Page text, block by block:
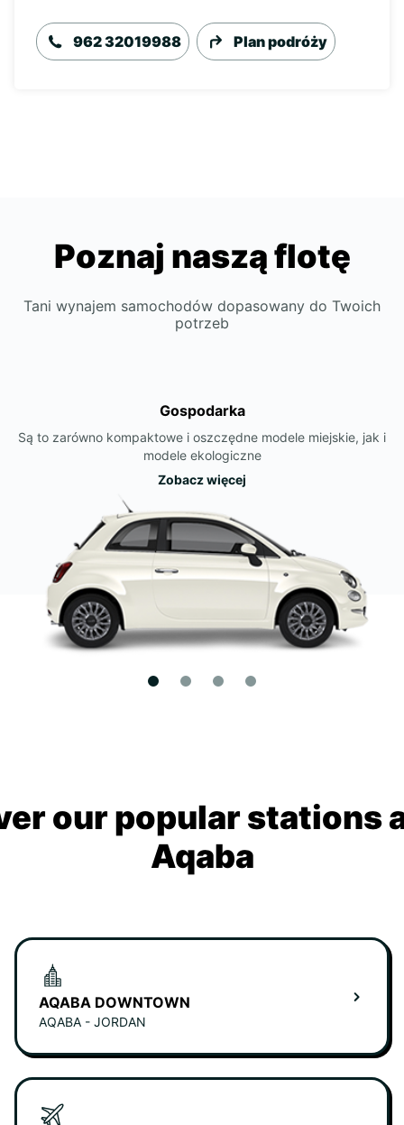
962 32019988 Plan podróży
Poznaj naszą flotę
Tani wynajem samochodów dopasowany do Twoich
potrzeb
Gospodarka
Są to zarówno kompaktowe i oszczędne modele miejskie, jak i
modele ekologiczne
Zobacz więcej
our popular stations
Aqaba
AQABA DOWNTOWN
AQABA - JORDAN